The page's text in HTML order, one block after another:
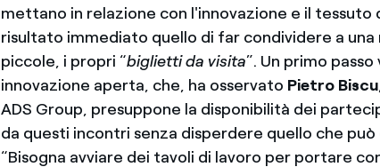
mettano in relazione con l'innovazione e il
risultato immediato quello di far condividere a
piccole, i propri “biglietti da visita”. Un primo
innovazione aperta, che, ha osservato Pietro Biscu
ADS Group, presuppone la disponibilità dei
da questi incontri senza disperdere quello che
“Bisogna avviare dei tavoli di lavoro per portare